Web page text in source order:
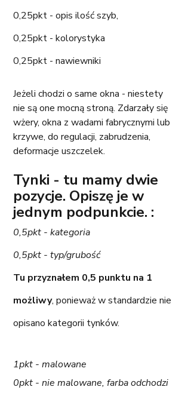
0,25pkt - opis ilość szyb,
0,25pkt - kolorystyka
0,25pkt - nawiewniki
Jeżeli chodzi o same okna - niestety
nie są one mocną stroną. Zdarzały się
wżery, okna z wadami fabrycznymi lub
krzywe, do regulacji, zabrudzenia,
deformacje uszczelek.
Tynki - tu mamy dwie
pozycje. Opiszę je w
jednym podpunkcie. :
0,5pkt - kategoria
0,5pkt - typ/grubość
Tu przyznałem 0,5 punktu na 1
możliwy, ponieważ w standardzie nie
opisano kategorii tynków.
1pkt - malowane
0pkt - nie malowane, farba odchodzi